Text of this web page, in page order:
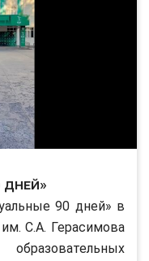
дней»
90 дней» в
С.А. Герасимова